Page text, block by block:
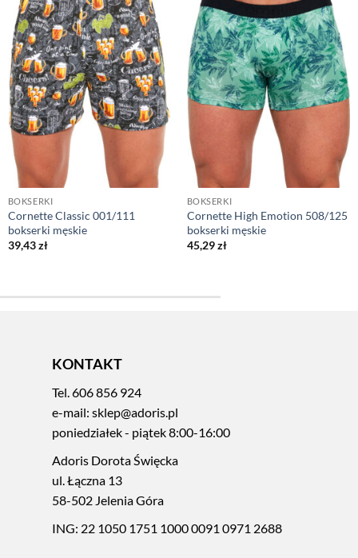
BOKSERKI
Cornette Classic 001/111
bokserki męskie
39,43zł
BOKSERKI
Cornette High Emotion 508/125
bokserki męskie
45,29zł
KONTAKT
Tel.606 856 924
e-mail: sklep@adoris.pl
poniedziałek - piątek 8:00-16:00
Adoris Dorota Święcka
ul. Łączna 13
58-502 Jelenia Góra
ING: 22 1050 1751 1000 0091 0971 2688